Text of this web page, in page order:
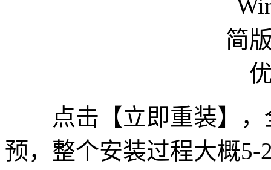
点击【立即重装】，
预，整个安装过程大概5-